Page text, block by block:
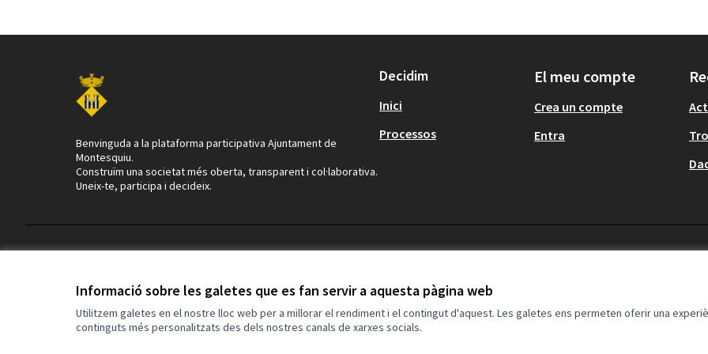
Informació sobre les galetes que es fan servir a aquesta pàgina web
Utilitzem galetes en el nostre lloc web per a millorar el rendiment i el contingut d'aquest. Les galetes ens permeten oferir una
continguts més personalitzats des dels nostres canals de xarxes socials.
Benvinguda a la plataforma participativa Ajuntament de
Montesquiu.
Construïm una societat més oberta, transparent i col·laborativa.
Uneix-te, participa i decideix.
Decidim
Inici
Processos
El meu compte
Crea un compte
Entra
(Enllaç extern)